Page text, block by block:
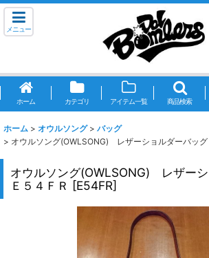
メニュー
ホーム カテゴリ アイテム一覧 商品検索
ホーム > オウルソング > バッグ
> オウルソング(OWLSONG) レザーショルダーバッ
オウルソング(OWLSONG) レザー
Ｅ５４ＦＲ [E54FR]